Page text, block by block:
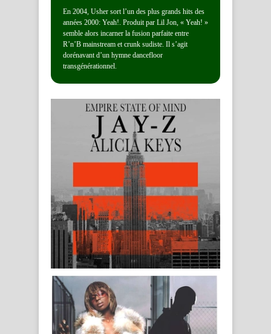
En 2004, Usher sort l’un des plus grands hits des
années 2000: Yeah!. Produit par Lil Jon, « Yeah! »
semble alors incarner la fusion parfaite entre
R’n’B mainstream et crunk sudiste. Il s’agit
dorénavant d’un hymne dancefloor
transgénérationnel.